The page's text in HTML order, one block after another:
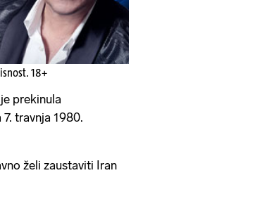
18+
prekinula
travnja 1980.
želi zaustaviti Iran